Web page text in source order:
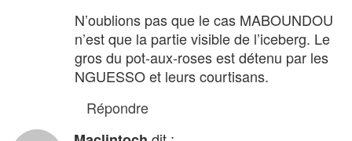
N’oublions pas que le cas MABOUNDOU
n’est que la partie visible de l’iceberg. Le
gros du pot-aux-roses est détenu par les
NGUESSO et leurs courtisans.
Répondre